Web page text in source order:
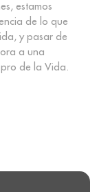
estamos
de lo que
y pasar de
a una
de la Vida.